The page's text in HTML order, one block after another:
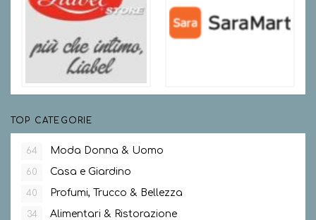
TOP CATEGORIE
64 Moda Donna & Uomo
60 Casa e Giardino
40 Profumi, Trucco & Bellezza
34 Alimentari & Ristorazione